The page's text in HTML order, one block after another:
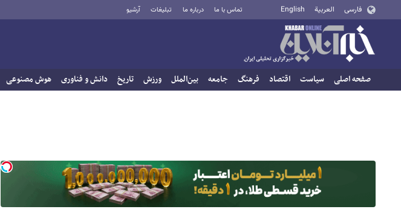
فارسی العربية English تماس با ما درباره ما تبلیغات آرشیو
صفحه اصلی سیاست اقتصاد فرهنگ جامعه بین‌الملل ورزش تاریخ دانش و فناوری هوش مصنوعی